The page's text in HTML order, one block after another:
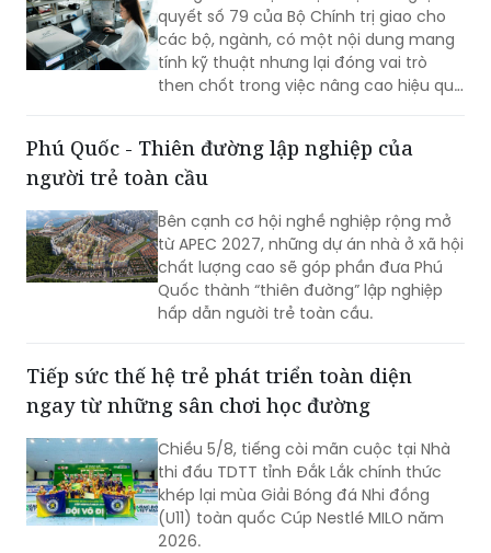
tải biển và chuỗi cung ứng toàn cầu
còn nhiều biến động.
quyết số 79 của Bộ Chính trị giao cho
các bộ, ngành, có một nội dung mang
tính kỹ thuật nhưng lại đóng vai trò
then chốt trong việc nâng cao hiệu quả
tỷ lệ đối với phần lợi nhuận vượt kế
hoạch.
Phú Quốc - Thiên đường lập nghiệp của
người trẻ toàn cầu
Bên cạnh cơ hội nghề nghiệp rộng mở
từ APEC 2027, những dự án nhà ở xã hội
chất lượng cao sẽ góp phần đưa Phú
Quốc thành “thiên đường” lập nghiệp
hấp dẫn người trẻ toàn cầu.
Tiếp sức thế hệ trẻ phát triển toàn diện
ngay từ những sân chơi học đường
Chiều 5/8, tiếng còi mãn cuộc tại Nhà
thi đấu TDTT tỉnh Đắk Lắk chính thức
khép lại mùa Giải Bóng đá Nhi đồng
(U11) toàn quốc Cúp Nestlé MILO năm
2026.